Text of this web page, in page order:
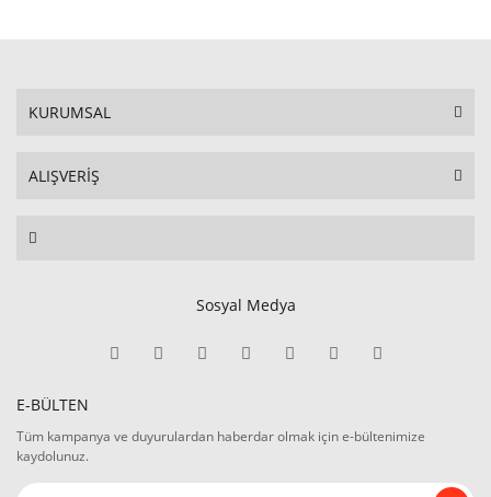
KURUMSAL
ALIŞVERİŞ
Sosyal Medya
E-BÜLTEN
Tüm kampanya ve duyurulardan haberdar olmak için e-bültenimize
kaydolunuz.